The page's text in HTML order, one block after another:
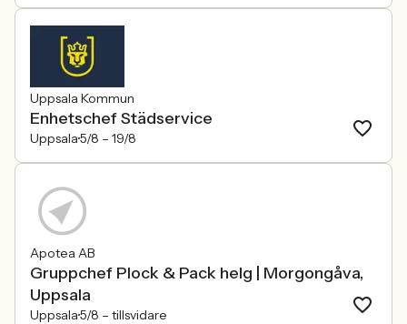
Uppsala Kommun
Enhetschef Städservice
Uppsala5/8 – 19/8
Apotea AB
Gruppchef Plock & Pack helg | Morgongåva,
Uppsala
Uppsala5/8 – tillsvidare